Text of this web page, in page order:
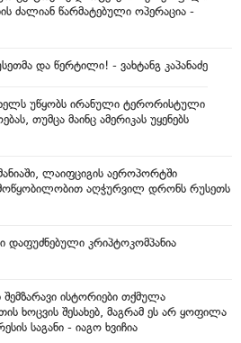
ძალიან წარმატებული ოპერაცია -
და წერტილი! - ვახტანგ კაპანაძე
უწყობს ირანული ტერორისტული
თუმცა მაინც ამერიკას უყენებს
ლაიფციგის აეროპორტში
აღჭურვილ დრონს რუსეთს
დაფუძნებული კრიპტოკომპანია
შემზარავი ისტორიები თქმულა
ხოცვის შესახებ, მაგრამ ეს არ ყოფილა
საგანი - იაგო ხვიჩია